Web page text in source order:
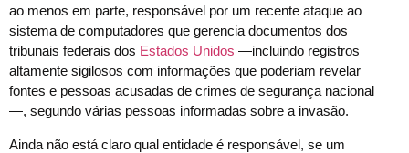
ao menos em parte, responsável por um recente ataque ao
sistema de computadores que gerencia documentos dos
tribunais federais dos Estados Unidos —incluindo registros
altamente sigilosos com informações que poderiam revelar
fontes e pessoas acusadas de crimes de segurança nacional
—, segundo várias pessoas informadas sobre a invasão.
Ainda não está claro qual entidade é responsável, se um